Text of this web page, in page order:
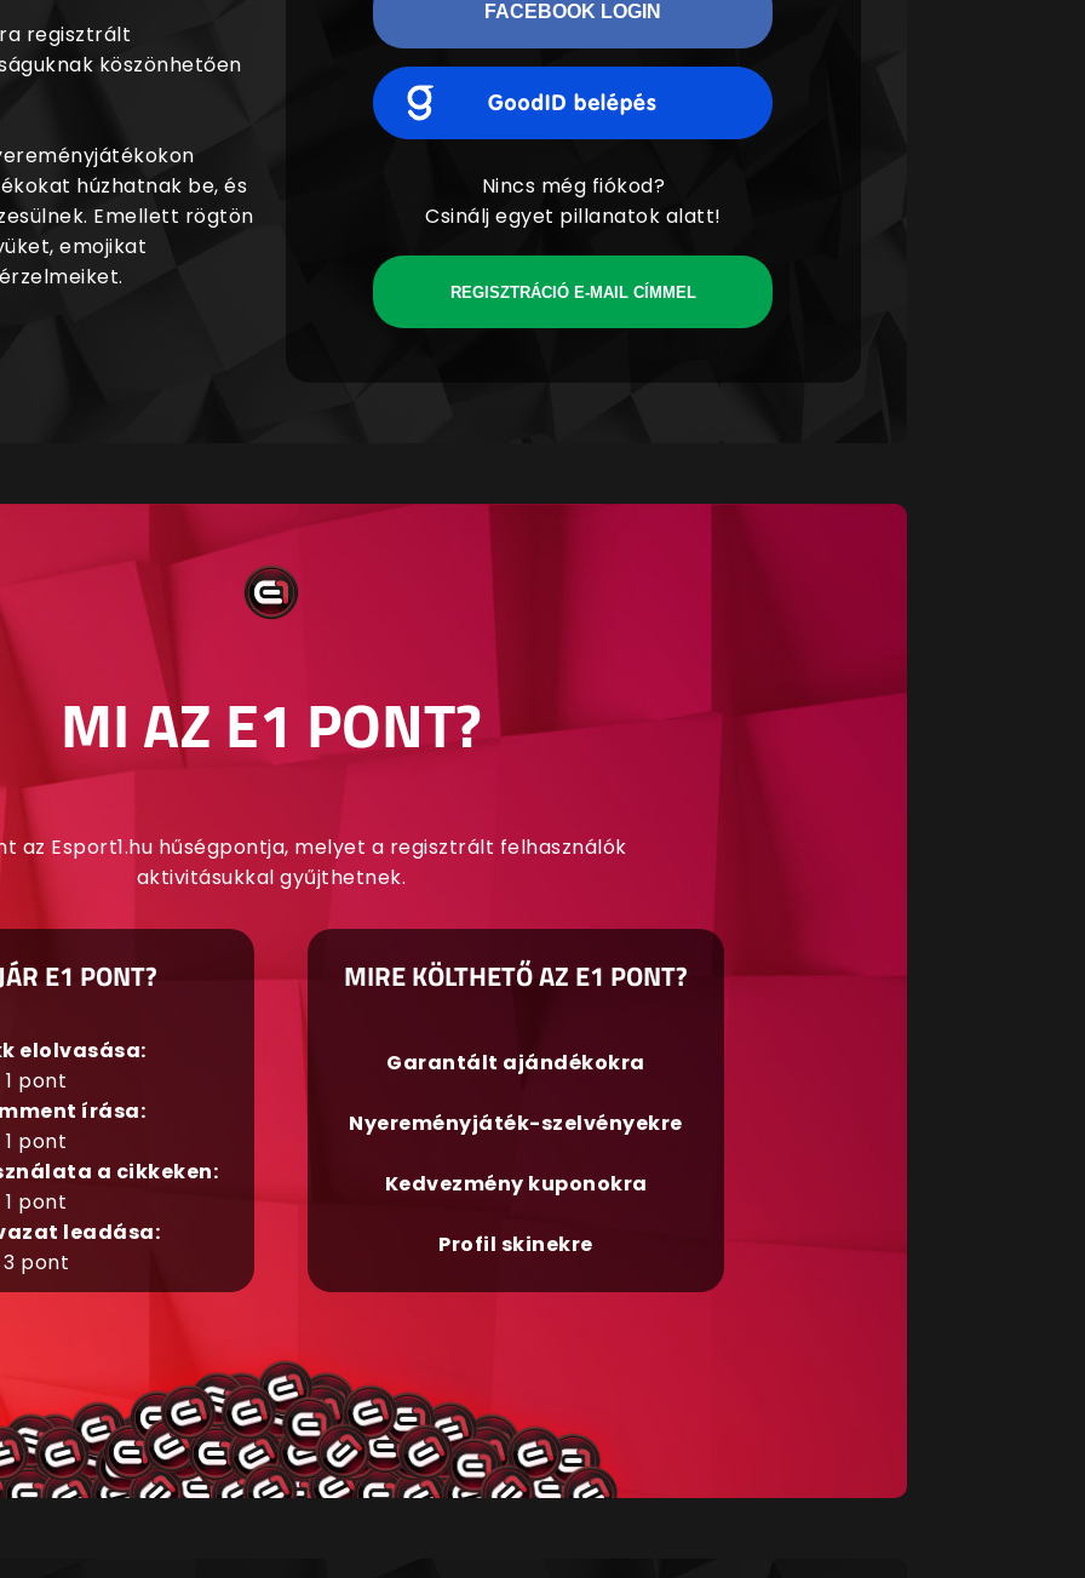
regisztrált
köszönhetően
húzhatnak be, és
Emellett rögtön
emojikat
FACEBOOK LOGIN
Nincs még fiókod?
Csinálj egyet pillanatok alatt!
REGISZTRÁCIÓ E-MAIL CÍMMEL
MI AZ E1 PONT?
az Esport1.hu hűségpontja, melyet a regisztrált felhasználók
aktivitásukkal gyűjthetnek.
E1 PONT?
elolvasása:
1 pont
írása:
1 pont
a cikkeken:
1 pont
leadása:
3 pont
MIRE KÖLTHETŐ AZ E1 PONT?
Garantált ajándékokra
Nyereményjáték-szelvényekre
Kedvezmény kuponokra
Profil skinekre